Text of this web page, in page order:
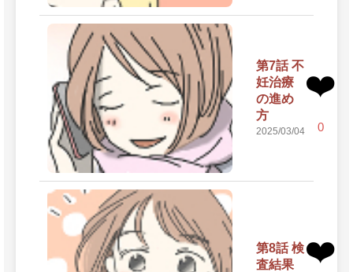
第7話 不
妊治療
の進め
方
2025/03/04
❤️
0
第8話 検
査結果
❤️